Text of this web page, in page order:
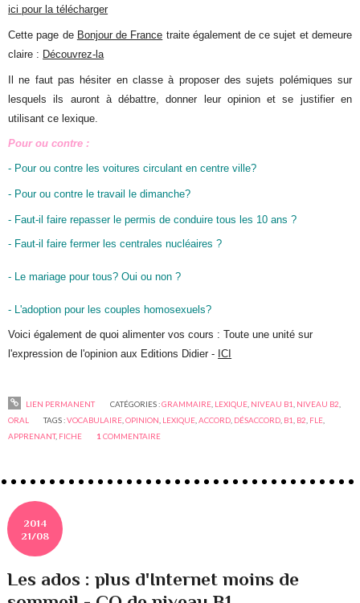
ici pour la télécharger
Cette page de Bonjour de France traite également de ce sujet et demeure
claire : Découvrez-la
Il ne faut pas hésiter en classe à proposer des sujets polémiques sur
lesquels ils auront à débattre, donner leur opinion et se justifier en
utilisant ce lexique.
Pour ou contre :
- Pour ou contre les voitures circulant en centre ville?
- Pour ou contre le travail le dimanche?
- Faut-il faire repasser le permis de conduire tous les 10 ans ?
- Faut-il faire fermer les centrales nucléaires ?
- Le mariage pour tous? Oui ou non ?
- L'adoption pour les couples homosexuels?
Voici également de quoi alimenter vos cours : Toute une unité sur
l'expression de l'opinion aux Editions Didier - ICI
LIEN PERMANENT CATÉGORIES :GRAMMAIRE, LEXIQUE, NIVEAU B1 NIVEAU B2
ORAL
TAGS :VOCABULAIRE ,OPINION LEXIQUE ,ACCORD DÉSACCORD B1 B2 FLE
APPRENANT, FICHE 1 COMMENTAIRE
2014
21/08
Les ados : plus d'Internet moins de